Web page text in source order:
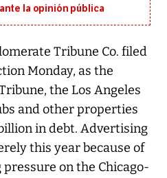
la opinión pública
Tribune Co. filed
Monday, as the
the Los Angeles
and other properties
in debt. Advertising
this year because of
on the Chicago-